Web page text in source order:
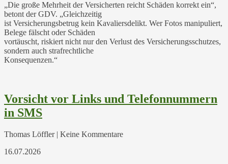
„Die große Mehrheit der Versicherten reicht Schäden korrekt ein“,
betont der GDV. „Gleichzeitig
ist Versicherungsbetrug kein Kavaliersdelikt. Wer Fotos manipuliert,
Belege fälscht oder Schäden
vortäuscht, riskiert nicht nur den Verlust des Versicherungsschutzes,
sondern auch strafrechtliche
Konsequenzen.“
Vorsicht vor Links und Telefonnummern
in SMS
Thomas Löffler | Keine Kommentare
16.07.2026